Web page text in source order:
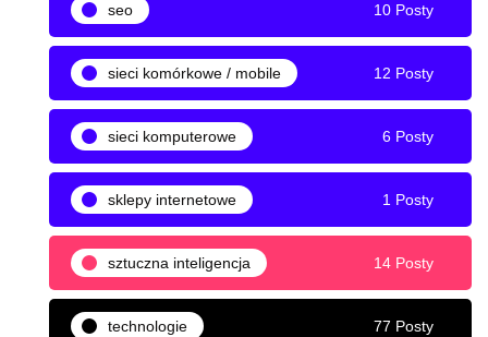
seo 10 Posty
sieci komórkowe / mobile 12 Posty
sieci komputerowe 6 Posty
sklepy internetowe 1 Posty
sztuczna inteligencja 14 Posty
technologie 77 Posty